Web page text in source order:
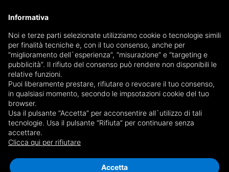
Receive a copy of the newspaper by mail
Choose newspaper
No results for
Belforte Monferrato
Informativa
Noi e terze parti selezionate utilizziamo cookie o tecnologie simili
per finalità tecniche e, con il tuo consenso, anche per
“miglioramento dell`esperienza”, “misurazione” e “targeting e
pubblicità”. Il rifiuto del consenso può rendere non disponibili le
relative funzioni.
Puoi liberamente prestare, rifiutare o revocare il tuo consenso,
in qualsiasi momento, secondo le impsotazioni cookie del tuo
browser.
Usa il pulsante “Accetta” per acconsentire all`utilizzo di tali
tecnologie. Usa il pulsante “Rifiuta” per continuare senza
accettare.
Clicca qui per rifiutare
Accetta